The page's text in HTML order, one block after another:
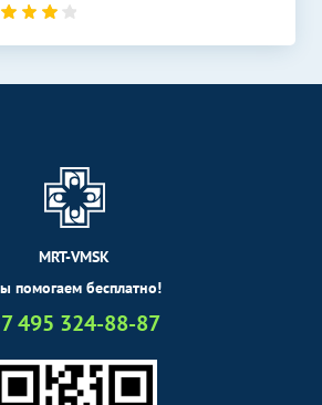
MRT-VMSK
помогаем бесплатно!
495 324-88-87